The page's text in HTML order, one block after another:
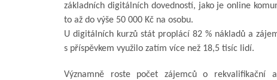
základních digitálních dovedností, jako je online
to až do výše 50 000 Kč na osobu.
U digitálních kurzů stát proplácí 82 % nákladů a
s příspěvkem využilo zatím více než 18,5 tisíc lidí.
Významně roste počet zájemců o rekvalifikační